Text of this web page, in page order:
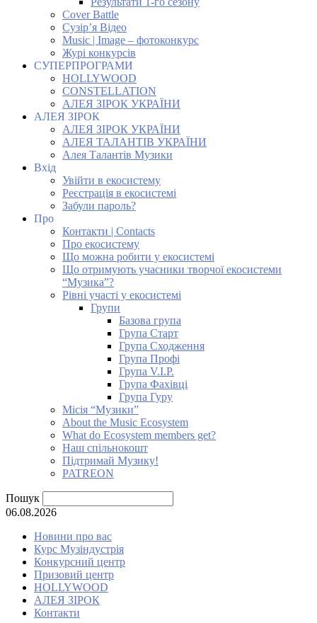
Cover Battle
Сузір’я Відео
Music | Image – фотоконкурс
Журі конкурсів
СУПЕРПРОГРАМИ
HOLLYWOOD
CONSTELLATION
АЛЕЯ ЗІРОК УКРАЇНИ
АЛЕЯ ЗІРОК
АЛЕЯ ЗІРОК УКРАЇНИ
АЛЕЯ ТАЛАНТІВ УКРАЇНИ
Алея Талантів Музики
Вхід
Увійти в екосистему
Реєстрація в екосистемі
Забули пароль?
Про
Контакти | Contacts
Про екосистему
Що можна робити у екосистемі
Що отримують учасники творчої екосистеми
“Музика”?
Рівні участі у екосистемі
Групи
Базова група
Група Старт
Група Сходження
Група Профі
Група V.I.P.
Група Фахівці
Група Гуру
Місія “Музики”
About the Music Ecosystem
What do Ecosystem members get?
Наш спільнокошт
Підтримай Музику!
PATREON
Пошук
06.08.2026
Новини про вас
Курс Музіндустрія
Конкурсний центр
Призовий центр
HOLLYWOOD
АЛЕЯ ЗІРОК
Контакти